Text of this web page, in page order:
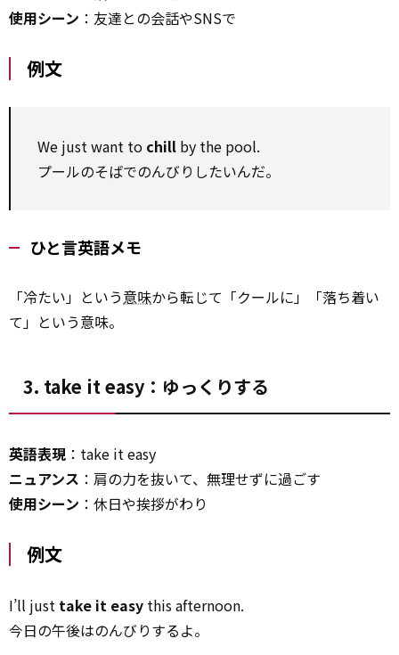
使用シーン ：友達との会話やSNSで
例文
We just want to chill by the pool.
プールのそばでのんびりしたいんだ。
ひと言英語メモ
「冷たい」という意味から転じて「クールに」「落ち着い
て」という意味。
3. take it easy：ゆっくりする
英語表現 ：take it easy
ニュアンス ：肩の力を抜いて、無理せずに過ごす
使用シーン ：休日や挨拶がわり
例文
I’ll just take it easy this afternoon.
今日の午後はのんびりするよ。